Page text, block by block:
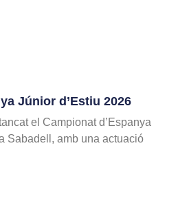
Júnior d’Estiu 2026
el Campionat d’Espanya
Sabadell, amb una actuació